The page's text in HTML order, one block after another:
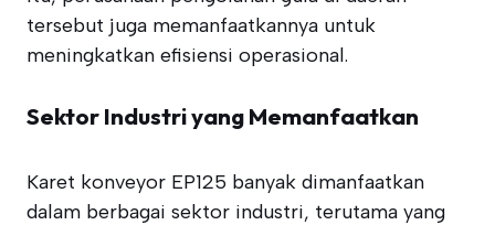
tersebut juga memanfaatkannya untuk
meningkatkan efisiensi operasional.
Sektor Industri yang Memanfaatkan
Karet konveyor EP125 banyak dimanfaatkan
dalam berbagai sektor industri, terutama yang